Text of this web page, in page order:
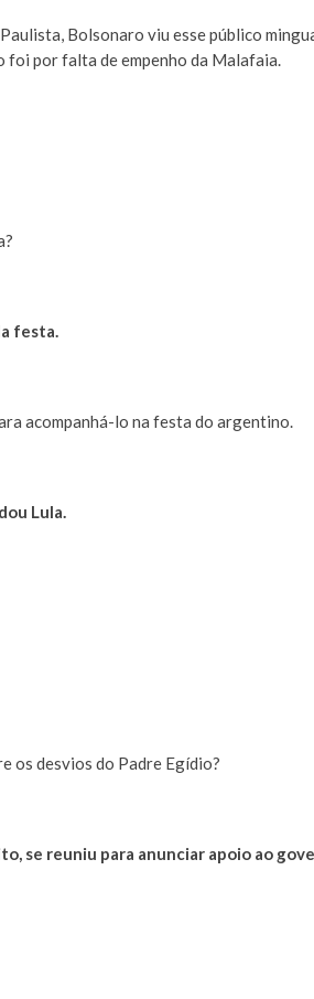
Bolsonaro viu esse público
foi por falta de empenho da Malafaia.
festa.
acompanhá-lo na festa do argentino.
Lula.
os desvios do Padre Egídio?
se reuniu para anunciar apoio ao